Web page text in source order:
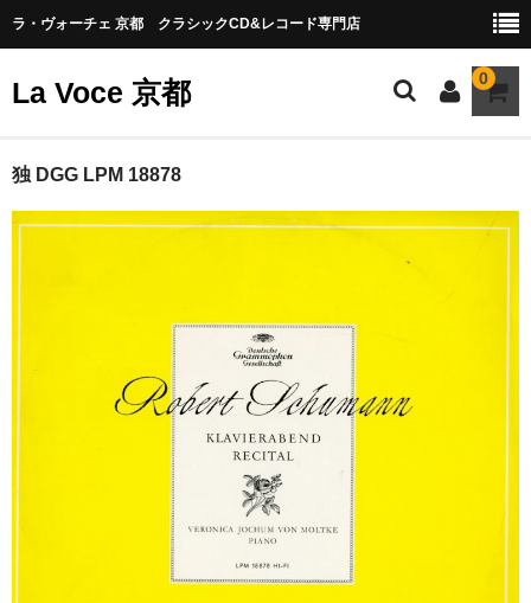
ラ・ヴォーチェ 京都 クラシックCD&レコード専門店
La Voce 京都 0
CATALOG LP
New arrival
独 DGG LPM 18878